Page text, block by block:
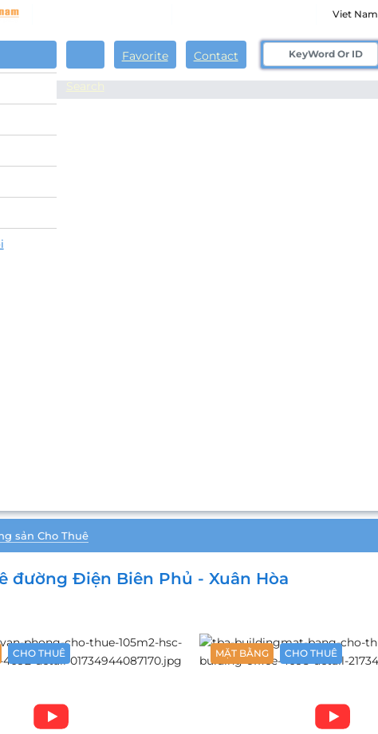
Viet Nam
Search
Favorite Contact
sản Cho Thuê
đường Điện Biên Phủ - Xuân Hòa
CHO THUÊ MẶT BẰNG CHO THUÊ